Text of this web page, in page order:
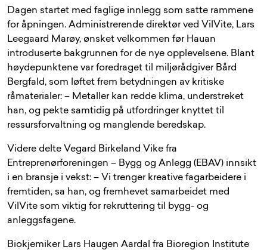
Dagen startet med faglige innlegg som satte rammene
for åpningen. Administrerende direktør ved VilVite, Lars
Leegaard Marøy, ønsket velkommen før Hauan
introduserte bakgrunnen for de nye opplevelsene. Blant
høydepunktene var foredraget til miljørådgiver Bård
Bergfald, som løftet frem betydningen av kritiske
råmaterialer: – Metaller kan redde klima, understreket
han, og pekte samtidig på utfordringer knyttet til
ressursforvaltning og manglende beredskap.
Videre delte Vegard Birkeland Vike fra
Entreprenørforeningen – Bygg og Anlegg (EBAV) innsikt
i en bransje i vekst: – Vi trenger kreative fagarbeidere i
fremtiden, sa han, og fremhevet samarbeidet med
VilVite som viktig for rekruttering til bygg- og
anleggsfagene.
Biokjemiker Lars Haugen Aardal fra Bioregion Institute